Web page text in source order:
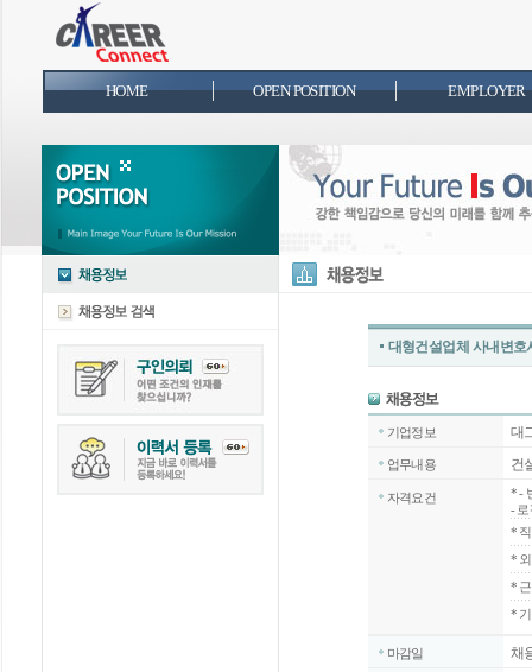
HOME OPEN POSITION EMPLOYER
대형건설업체 사내변
기업정보 대
업무내용 건
자격요건 *-
-
*
*
*
*
마감일 채